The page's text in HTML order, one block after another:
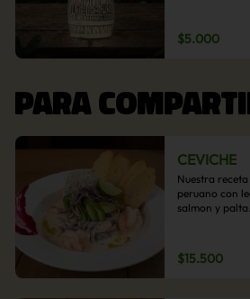
$5.000
PARA
CEVICHE
Nuestra
peruano con
salmon y palta.
$15.500